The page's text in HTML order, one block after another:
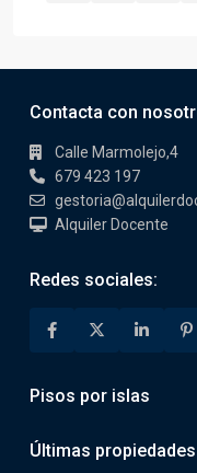
Contacta con
Calle Marmolejo,4
679 423 197
Alquiler Docente
Redes sociales:
Pisos por islas
Últimas propiedades